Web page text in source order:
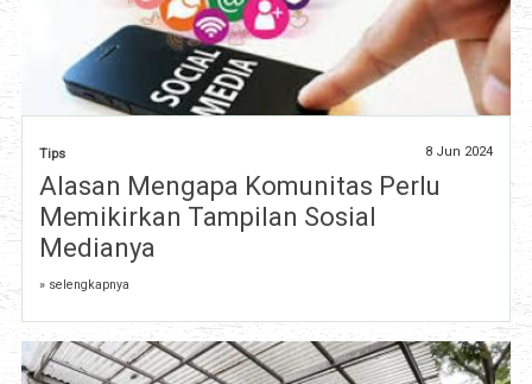
Tips 8 Jun 2024
Alasan Mengapa Komunitas Perlu
Memikirkan Tampilan Sosial
Medianya
» selengkapnya